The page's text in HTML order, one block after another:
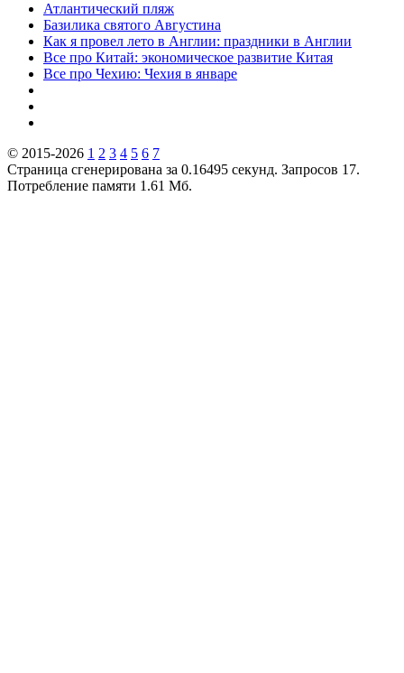
Атлантический пляж
Базилика святого Августина
Как я провел лето в Англии: праздники в Англии
Все про Китай: экономическое развитие Китая
Все про Чехию: Чехия в январе
© 2015-2026 1 2 3 4 5 6 7
Страница сгенерирована за 0.16495 секунд. Запросов 17.
Потребление памяти 1.61 Мб.